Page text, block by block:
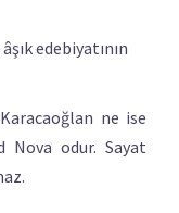
edebiyatının
ne ise
Nova odur. Sayat